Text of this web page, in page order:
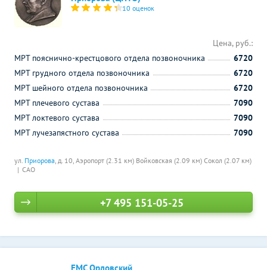
10 оценок
ул. Приорова, д. 10, Аэропорт (2.31 км) Войковская (2.09 км) Сокол (2.07 км)
САО
Цена, руб.:
МРТ пояснично-крестцового отдела позвоночника
6720
МРТ грудного отдела позвоночника
6720
МРТ шейного отдела позвоночника
6720
МРТ плечевого сустава
7090
МРТ локтевого сустава
7090
МРТ лучезапястного сустава
7090
+7 495 151-05-25